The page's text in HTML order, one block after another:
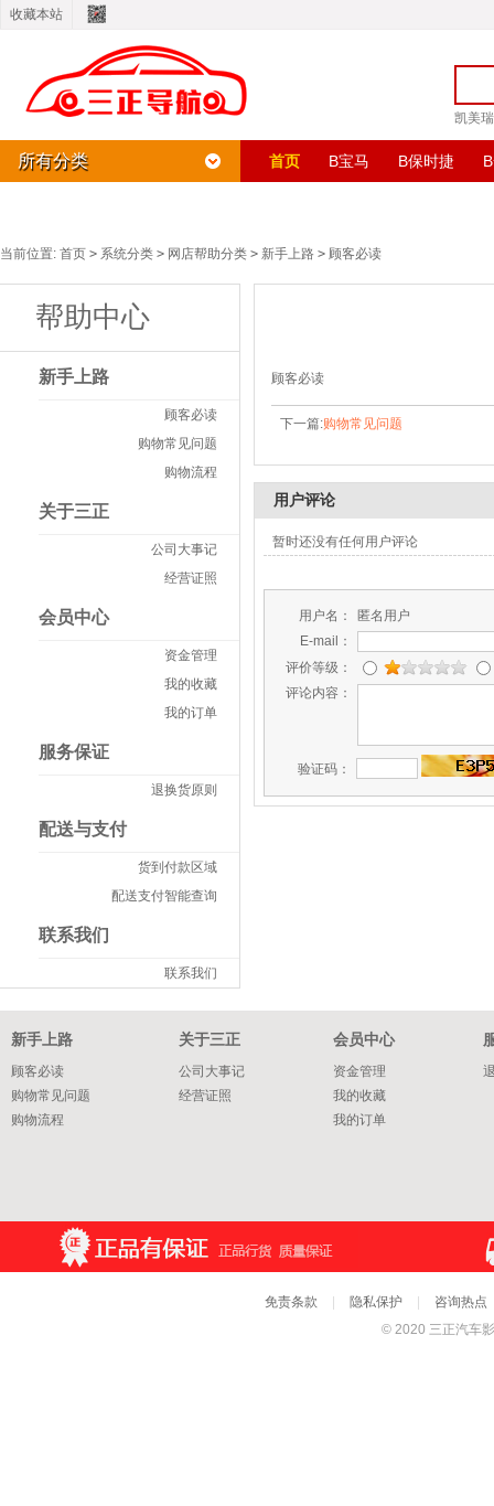
收藏本站
凯美
所有分类 首页 B宝马 B保时捷
当前位置: 首页 > 系统分类 > 网店帮助分类 > 新手上路 > 顾客必读
帮助中心
新手上路
顾客必读
购物常见问题
购物流程
关于三正
公司大事记
经营证照
会员中心
资金管理
我的收藏
我的订单
服务保证
退换货原则
配送与支付
货到付款区域
配送支付智能查询
联系我们
联系我们
顾客必读
下一篇:购物常见问题
用户评论
暂时还没有任何用户评论
用户名：
匿名用户
E-mail：
评价等级：
评论内容：
验证码：
新手上路
顾客必读
购物常见问题
购物流程
关于三正
公司大事记
经营证照
会员中心
资金管理
我的收藏
我的订单
免责条款 隐私保护
咨询热点
© 2020 三正汽车